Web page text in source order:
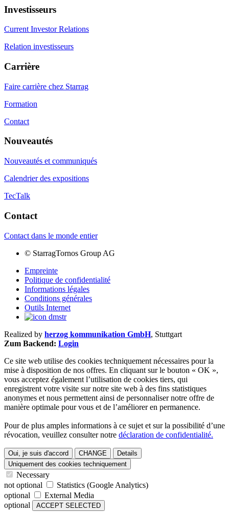
Investisseurs
Current Investor Relations
Relation investisseurs
Carrière
Faire carrière chez Starrag
Formation
Contact
Nouveautés
Nouveautés et communiqués
Calendrier des expositions
TecTalk
Contact
Contact dans le monde entier
© StarragTornos Group AG
Empreinte
Politique de confidentialité
Informations légales
Conditions générales
Outils Internet
Realized by herzog kommunikation GmbH, Stuttgart
Zum Backend: Login
Ce site web utilise des cookies techniquement nécessaires pour la
mise à disposition de nos offres. En cliquant sur le bouton « OK »,
vous acceptez également l’utilisation de cookies tiers, qui
enregistrent votre visite sur notre site web à des fins statistiques
anonymes et nous permettent ainsi de personnaliser notre offre de
manière optimale pour vous et de l’améliorer en permanence.
Pour de plus amples informations à ce sujet et sur la possibilité d’une
révocation, veuillez consulter notre déclaration de confidentialité.
Oui, je suis d'accord CHANGE
Details
Uniquement des cookies techniquement
Necessary
not optional
Statistics (Google Analytics)
optional
External Media
optional
ACCEPT SELECTED